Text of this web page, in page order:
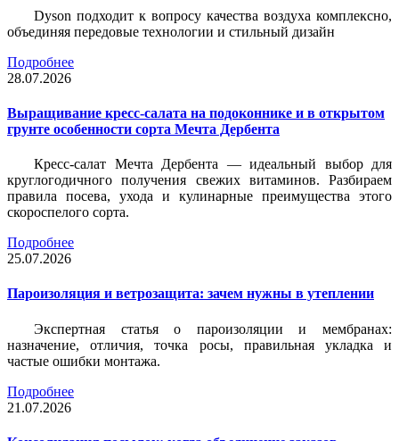
Dyson подходит к вопросу качества воздуха комплексно,
объединяя передовые технологии и стильный дизайн
Подробнее
28.07.2026
Выращивание кресс-салата на подоконнике и в открытом
грунте особенности сорта Мечта Дербента
Кресс-салат Мечта Дербента — идеальный выбор для
круглогодичного получения свежих витаминов. Разбираем
правила посева, ухода и кулинарные преимущества этого
скороспелого сорта.
Подробнее
25.07.2026
Пароизоляция и ветрозащита: зачем нужны в утеплении
Экспертная статья о пароизоляции и мембранах:
назначение, отличия, точка росы, правильная укладка и
частые ошибки монтажа.
Подробнее
21.07.2026